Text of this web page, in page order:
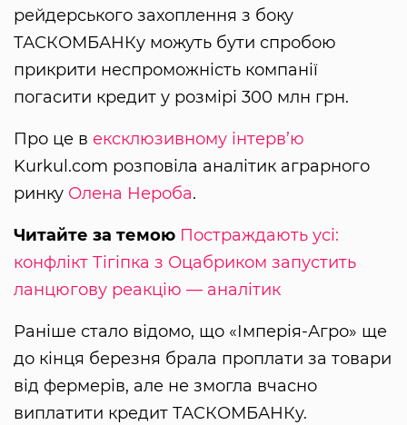
рейдерського захоплення з боку
ТАСКОМБАНКу можуть бути спробою
прикрити неспроможність компанії
погасити кредит у розмірі 300 млн грн.
Про це в ексклюзивному інтерв’ю
Kurkul.com розповіла аналітик аграрного
ринку Олена Нероба.
Читайте за темою Постраждають усі:
конфлікт Тігіпка з Оцабриком запустить
ланцюгову реакцію — аналітик
Раніше стало відомо, що «Імперія-Агро» ще
до кінця березня брала проплати за товари
від фермерів, але не змогла вчасно
виплатити кредит ТАСКОМБАНКу.